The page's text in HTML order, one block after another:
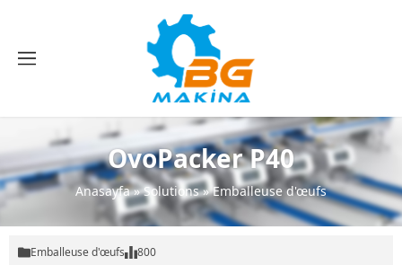
OvoPacker P40
Anasayfa»Solutions»Emballeuse d'œufs
Emballeuse d'œufs 800